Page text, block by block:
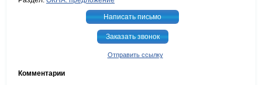
Написать письмо
Заказать звонок
Отправить ссылку
Комментарии